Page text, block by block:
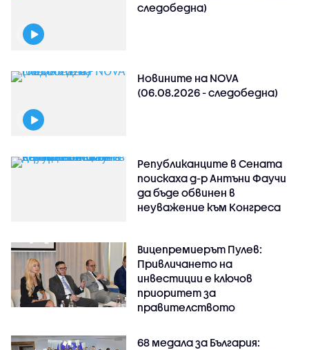
следобедна)
Новините на NOVA
(06.08.2026 - следобедна)
Републиканците в Сената
поискаха д-р Антъни Фаучи
да бъде обвинен в
неуважение към Конгреса
Вицепремиерът Пулев:
Привличането на
инвестиции е ключов
приоритет за
правителството
68 медала за България: